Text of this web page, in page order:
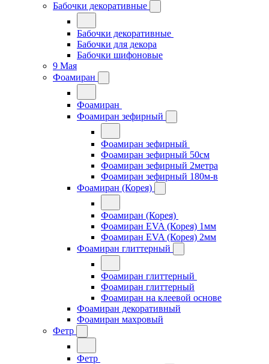
Бабочки декоративные
Бабочки декоративные
Бабочки для декора
Бабочки шифоновые
9 Мая
Фоамиран
Фоамиран
Фоамиран зефирный
Фоамиран зефирный
Фоамиран зефирный 50см
Фоамиран зефирный 2метра
Фоамиран зефирный 180м-в
Фоамиран (Корея)
Фоамиран (Корея)
Фоамиран EVA (Корея) 1мм
Фоамиран EVA (Корея) 2мм
Фоамиран глиттерный
Фоамиран глиттерный
Фоамиран глиттерный
Фоамиран на клеевой основе
Фоамиран декоративный
Фоамиран махровый
Фетр
Фетр